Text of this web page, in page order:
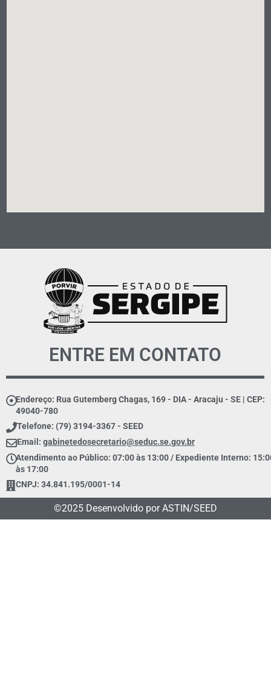
ENTRE EM CONTATO
Endereço: Rua Gutemberg Chagas, 169 - DIA - Aracaju - SE | CEP:
49040-780
Telefone: (79) 3194-3367 - SEED
Email: gabinetedosecretario@seduc.se.gov.br
Atendimento ao Público: 07:00 às 13:00 / Expediente Interno:
às 17:00
CNPJ: 34.841.195/0001-14
©2025 Desenvolvido por ASTIN/SEED